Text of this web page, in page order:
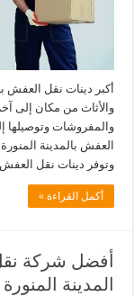
أكبر دينات نقل العفش
والأثاث من مكان إلى
والمفروشات وتوصيلها
العفش بالمدينة
وتوفر دينات نقل
أكمل القراءة »
أفضل شركة
المدينة المنورة